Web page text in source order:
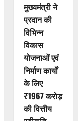
मुख्यमंत्री ने
प्रदान की
विभिन्न
विकास
योजनाओं एवं
निर्माण कार्यों
के लिए
₹1967 करोड़
की वित्तीय